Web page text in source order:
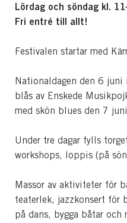
Lördag och söndag kl.
Fri entré till allt!
Festivalen startar med
Nationaldagen den 6
blås av Enskede
med skön blues den 7
Under tre dagar fylls
workshops, loppis (på
Massor av aktiviteter för
teaterlek, jazzkonsert för
på dans, bygga båtar och